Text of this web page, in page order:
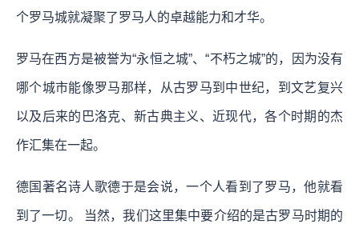
个罗马城就凝聚了罗马人的卓越能力和才华。
罗马在西方是被誉为“永恒之城”、“不朽之城”的，因为没有
哪个城市能像罗马那样，从古罗马到中世纪，到文艺复兴
以及后来的巴洛克、新古典主义、近现代，各个时期的杰
作汇集在一起。
德国著名诗人歌德于是会说，一个人看到了罗马，他就看
到了一切。 当然，我们这里集中要介绍的是古罗马时期的